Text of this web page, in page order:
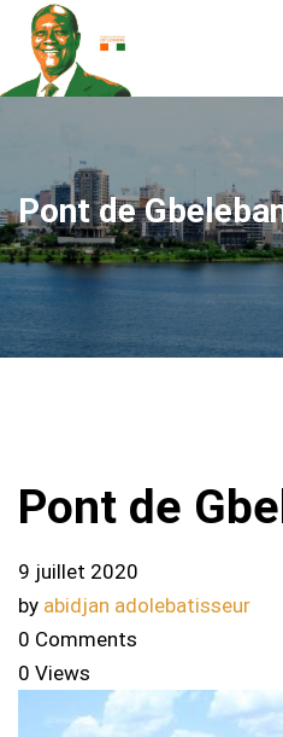
Pont de
Pont de
9 juillet 2020
by abidjan adolebatisseur
0 Comments
0 Views